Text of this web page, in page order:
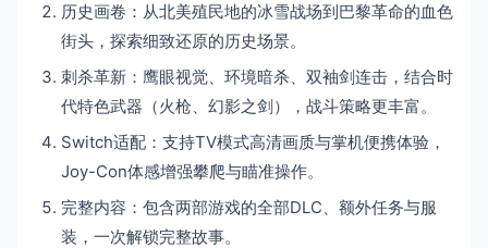
历史画卷：从北美殖民地的冰雪战场到巴黎革命的血色
街头，探索细致还原的历史场景。
刺杀革新：鹰眼视觉、环境暗杀、双袖剑连击，结合时
代特色武器（火枪、幻影之剑），战斗策略更丰富。
Switch适配：支持TV模式高清画质与掌机便携体验，
Joy-Con体感增强攀爬与瞄准操作。
完整内容：包含两部游戏的全部DLC、额外任务与服
装，一次解锁完整故事。